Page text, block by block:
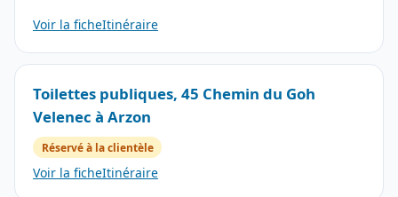
Voir la ficheItinéraire
Toilettes publiques, 45 Chemin du Goh
Velenec à Arzon
Réservé à la clientèle
Voir la ficheItinéraire